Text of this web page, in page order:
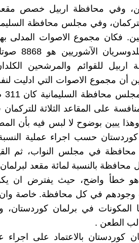
وفي محافظة اربيل خصص
وفي مجلس محافظة
فكان مجموع الاصوات المدلى
على مقعدي محافظة
للقوائم والمرشحين
صوتا، في حين أن مجموع الاصوات التي
على المقاعد الثلاثة
فكان 4967 صوتا. وهذا يبين بوضوح لا لبس فيه بأن
حسب اجراء عملية
في مجلس النواب، ثم
بالنسبة لمائة مقعد
هو خطأ واضح، حيث يفترض ان
في كل محافظة. خاصة وان
في برلمان كوردستان،
الطعن .
كوردستان بالاعتماد على اجراء